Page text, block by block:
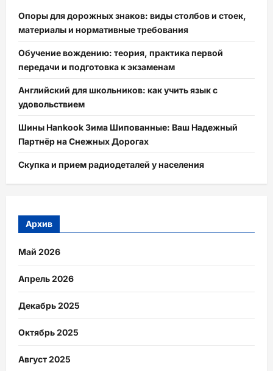
Опоры для дорожных знаков: виды столбов и стоек,
материалы и нормативные требования
Обучение вождению: теория, практика первой
передачи и подготовка к экзаменам
Английский для школьников: как учить язык с
удовольствием
Шины Hankook Зима Шипованные: Ваш Надежный
Партнёр на Снежных Дорогах
Скупка и прием радиодеталей у населения
Архив
Май 2026
Апрель 2026
Декабрь 2025
Октябрь 2025
Август 2025